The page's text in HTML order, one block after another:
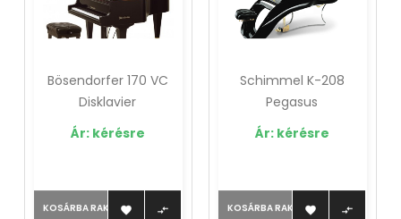
Bösendorfer 170 VC
Disklavier
Ár: kérésre
KOSÁRBA RAKOM 
Schimmel K-208
Pegasus
Ár: kérésre
KOSÁRBA RAKOM 